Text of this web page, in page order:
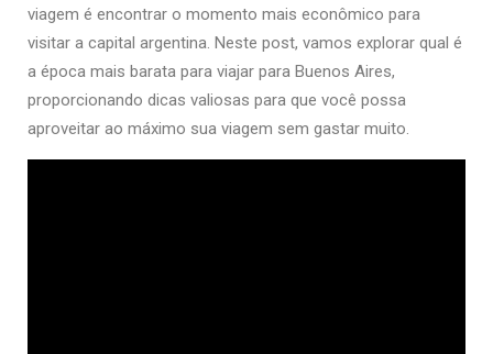
viagem é encontrar o momento mais econômico para
visitar a capital argentina. Neste post, vamos explorar qual é
a época mais barata para viajar para Buenos Aires,
proporcionando dicas valiosas para que você possa
aproveitar ao máximo sua viagem sem gastar muito.